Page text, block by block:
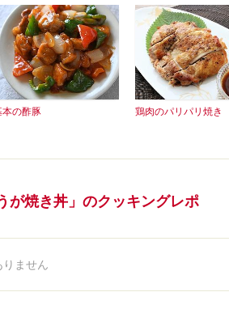
本の酢豚 鶏肉のパリパリ焼き
が焼き丼」のクッキングレポ
ません